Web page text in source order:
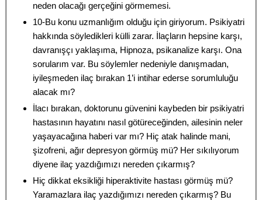
neden olacağı gerçeğini görmemesi.
10-Bu konu uzmanlığım olduğu için giriyorum. Psikiyatri
hakkında söyledikleri külli zarar. İlaçların hepsine karşı,
davranışçı yaklaşıma, Hipnoza, psikanalize karşı. Ona
sorularım var. Bu söylemler nedeniyle danışmadan,
iyileşmeden ilaç bırakan 1’i intihar ederse sorumluluğu
alacak mı?
İlacı bırakan, doktorunu güvenini kaybeden bir psikiyatri
hastasının hayatını nasıl götüreceğinden, ailesinin neler
yaşayacağına haberi var mı? Hiç atak halinde mani,
şizofreni, ağır depresyon görmüş mü? Her sıkılıyorum
diyene ilaç yazdığımızı nereden çıkarmış?
Hiç dikkat eksikliği hiperaktivite hastası görmüş mü?
Yaramazlara ilaç yazdığımızı nereden çıkarmış? Bu